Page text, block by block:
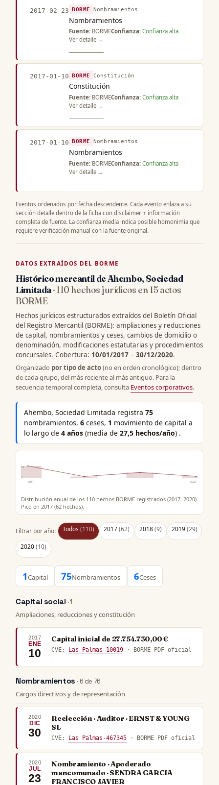
2017-02-23 BORME Nombramientos
Nombramientos
Fuente: BORMEConfianza: Confianza alta
Ver detalle →
2017-01-10 BORME Constitución
Constitución
Fuente: BORMEConfianza: Confianza alta
Ver detalle →
2017-01-10 BORME Nombramientos
Nombramientos
Fuente: BORMEConfianza: Confianza alta
Ver detalle →
Eventos ordenados por fecha descendente. Cada evento enlaza a su
sección detalle dentro de la ficha con disclaimer + información
completa de fuente. La confianza media indica posible homonimia que
requiere verificación manual con la fuente original.
DATOS EXTRAÍDOS DEL BORME
Histórico mercantil de Ahembo, Sociedad
Limitada· 110 hechos jurídicos en 15 actos
BORME
Hechos jurídicos estructurados extraídos del Boletín Oficial
del Registro Mercantil (BORME): ampliaciones y reducciones
de capital, nombramientos y ceses, cambios de domicilio o
denominación, modificaciones estatutarias y procedimientos
concursales. Cobertura: 10/01/2017 – 30/12/2020.
Organizado por tipo de acto(no en orden cronológico); dentro
de cada grupo, del más reciente al más antiguo. Para la
secuencia temporal completa, consulta Eventos corporativos.
Ahembo, Sociedad Limitada registra75
nombramientos,6 ceses, 1 movimiento de capital a
lo largo de4 años (media de27,5 hechos/año) .
62
0
2017
2020
Distribución anual de los 110 hechos BORME registrados (2017–2020).
Pico en 2017 (62 hechos).
Filtrar por año: Todos (110) 2017(62) 2018(9) 2019(29)
2020(10)
1Capital 75Nombramientos 6Ceses
Capital social · 1
Ampliaciones, reducciones y constitución
2017
ENE
10
Capital inicial de 27.754.730,00 €
CVE: Las Palmas-10019 · BORME PDF oficial
Nombramientos · 6 de 76
Cargos directivos y de representación
2020
DIC
30
Reelección · Auditor · ERNST & YOUNG
SL
CVE: Las Palmas-467345 · BORME PDF oficial
2020
JUL
23
Nombramiento · Apoderado
mancomunado · SENDRA GARCIA
FRANCISCO JAVIER